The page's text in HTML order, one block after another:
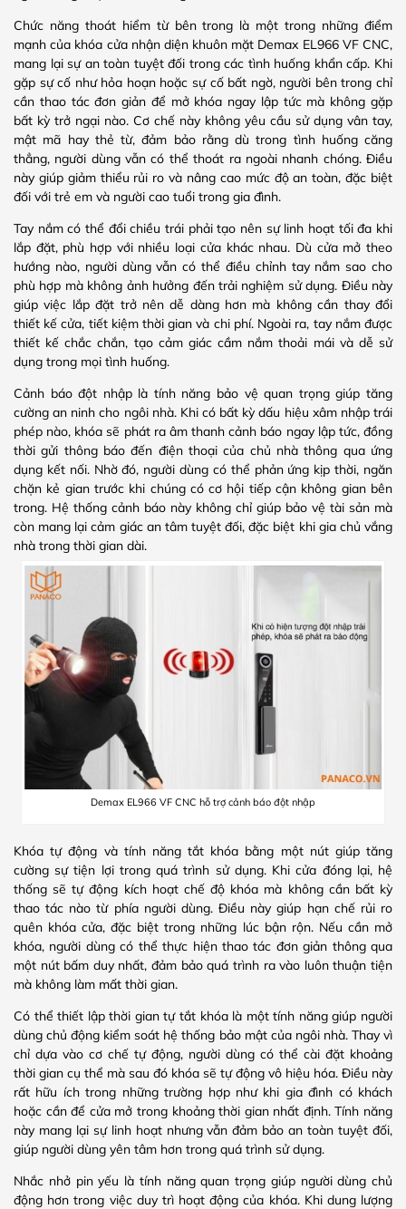
Chức năng thoát hiểm từ bên trong là một trong những điểm
mạnh của khóa cửa nhận diện khuôn mặt Demax EL966 VF CNC,
mang lại sự an toàn tuyệt đối trong các tình huống khẩn cấp. Khi
gặp sự cố như hỏa hoạn hoặc sự cố bất ngờ, người bên trong chỉ
cần thao tác đơn giản để mở khóa ngay lập tức mà không gặp
bất kỳ trở ngại nào. Cơ chế này không yêu cầu sử dụng vân tay,
mật mã hay thẻ từ, đảm bảo rằng dù trong tình huống căng
thẳng, người dùng vẫn có thể thoát ra ngoài nhanh chóng. Điều
này giúp giảm thiểu rủi ro và nâng cao mức độ an toàn, đặc biệt
đối với trẻ em và người cao tuổi trong gia đình.
Tay nắm có thể đổi chiều trái phải tạo nên sự linh hoạt tối đa khi
lắp đặt, phù hợp với nhiều loại cửa khác nhau. Dù cửa mở theo
hướng nào, người dùng vẫn có thể điều chỉnh tay nắm sao cho
phù hợp mà không ảnh hưởng đến trải nghiệm sử dụng. Điều này
giúp việc lắp đặt trở nên dễ dàng hơn mà không cần thay đổi
thiết kế cửa, tiết kiệm thời gian và chi phí. Ngoài ra, tay nắm được
thiết kế chắc chắn, tạo cảm giác cầm nắm thoải mái và dễ sử
dụng trong mọi tình huống.
Cảnh báo đột nhập là tính năng bảo vệ quan trọng giúp tăng
cường an ninh cho ngôi nhà. Khi có bất kỳ dấu hiệu xâm nhập trái
phép nào, khóa sẽ phát ra âm thanh cảnh báo ngay lập tức, đồng
thời gửi thông báo đến điện thoại của chủ nhà thông qua ứng
dụng kết nối. Nhờ đó, người dùng có thể phản ứng kịp thời, ngăn
chặn kẻ gian trước khi chúng có cơ hội tiếp cận không gian bên
trong. Hệ thống cảnh báo này không chỉ giúp bảo vệ tài sản mà
còn mang lại cảm giác an tâm tuyệt đối, đặc biệt khi gia chủ vắng
nhà trong thời gian dài.
Demax EL966 VF CNC hỗ trợ cảnh báo đột nhập
Khóa tự động và tính năng tắt khóa bằng một nút giúp tăng
cường sự tiện lợi trong quá trình sử dụng. Khi cửa đóng lại, hệ
thống sẽ tự động kích hoạt chế độ khóa mà không cần bất kỳ
thao tác nào từ phía người dùng. Điều này giúp hạn chế rủi ro
quên khóa cửa, đặc biệt trong những lúc bận rộn. Nếu cần mở
khóa, người dùng có thể thực hiện thao tác đơn giản thông qua
một nút bấm duy nhất, đảm bảo quá trình ra vào luôn thuận tiện
mà không làm mất thời gian.
Có thể thiết lập thời gian tự tắt khóa là một tính năng giúp người
dùng chủ động kiểm soát hệ thống bảo mật của ngôi nhà. Thay vì
chỉ dựa vào cơ chế tự động, người dùng có thể cài đặt khoảng
thời gian cụ thể mà sau đó khóa sẽ tự động vô hiệu hóa. Điều này
rất hữu ích trong những trường hợp như khi gia đình có khách
hoặc cần để cửa mở trong khoảng thời gian nhất định. Tính năng
này mang lại sự linh hoạt nhưng vẫn đảm bảo an toàn tuyệt đối,
giúp người dùng yên tâm hơn trong quá trình sử dụng.
Nhắc nhở pin yếu là tính năng quan trọng giúp người dùng chủ
động hơn trong việc duy trì hoạt động của khóa. Khi dung lượng